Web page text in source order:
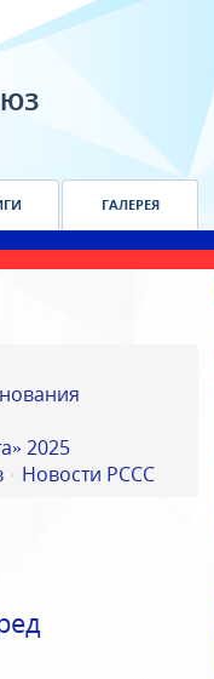
ГАЛЕРЕЯ
2025
Новости РССС